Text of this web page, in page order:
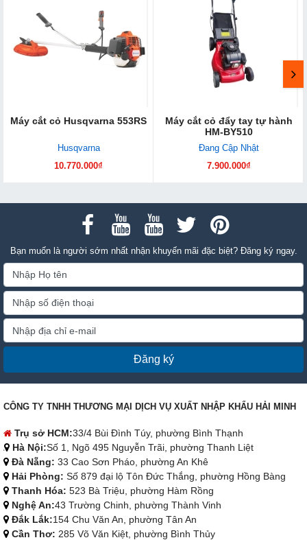
Máy cắt cỏ Husqvarna 553RS
Husqvarna
10.770.000₫
Máy cắt cỏ đẩy tay tự hành
HM-BY510
Đang Cập Nhật
7.900.000₫
Bạn muốn là người sớm nhất nhận khuyến mãi đặc biệt? Đăng ký ngay.
Đăng ký
CÔNG TY TNHH THƯƠNG MẠI DỊCH VỤ XUẤT NHẬP KHẨU HẢI MINH
Trụ sở HCM:33/4 Bùi Đình Túy, phường Bình Thạnh
Hà Nội:Số 1, Ngõ 495 Nguyễn Trãi, phường Thanh Liệt
Đà Nẵng: 33 Cao Sơn Pháo, phường An Khê
Hải Phòng: Số 879 đại lộ Tôn Đức Thắng, phường Hồng Bàng
Thanh Hóa: 523 Bà Triệu, phường Hàm Rồng
Nghệ An:43 Trường Chinh, phường Thành Vinh
Đắk Lắk:154 Chu Văn An, phường Tân An
Cần Thơ: 285 Võ Văn Kiệt, phường Bình Thủy